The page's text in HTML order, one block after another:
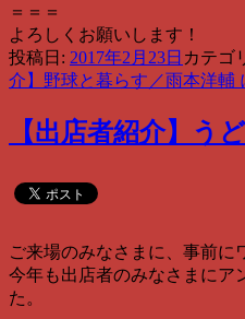
＝＝＝
よろしくお願いします！
投稿日: 2017年2月23日 カテゴ
介】野球と暮らす／雨本洋輔
【出店者紹介】う
ご来場のみなさまに、事前に
今年も出店者のみなさまにア
た。